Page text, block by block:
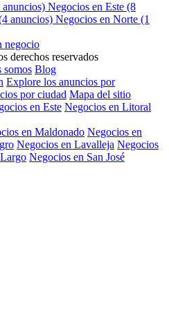
anuncios) Negocios en Este (8
anuncios) Negocios en Norte (1
negocio
derechos reservados
somos Blog
Explore los anuncios por
por ciudad Mapa del sitio
en Este Negocios en Litoral
en Maldonado Negocios en
Negocios en Lavalleja Negocios
Negocios en San José